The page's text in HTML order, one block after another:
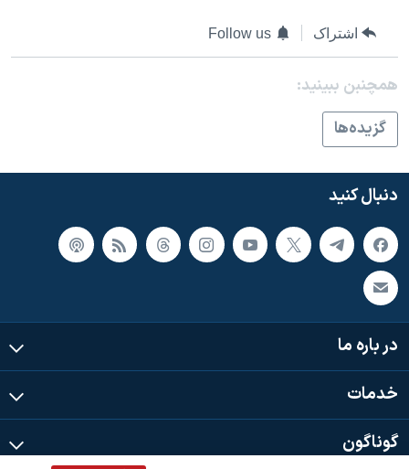
اعتراضات مردمی آبان ۹۸
اسرائیل در جنگ
نرگس محمدی برنده جایزه نوبل صلح
همایش محافظه‌کاران آمریکا «سی‌پک»
سفر پرزیدنت ترامپ به چین
اشتراک Follow us
همچنبن ببینید:
گزيده‌ها
دنبال کنید
در باره ما
خدمات
گوناگون